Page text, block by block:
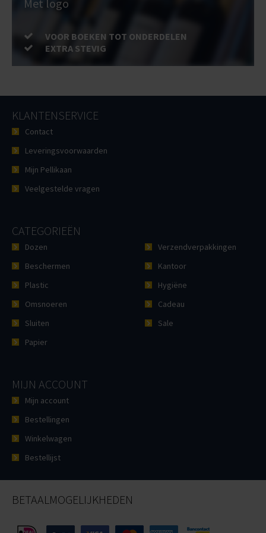
Met logo
VOOR BOEKEN TOT ONDERDELEN
EXTRA STEVIG
KLANTENSERVICE
Contact
Leveringsvoorwaarden
Mijn Pellikaan
Veelgestelde vragen
CATEGORIEËN
Dozen
Beschermen
Plastic
Omsnoeren
Sluiten
Papier
Verzendverpakkingen
Kantoor
Hygiëne
Cadeau
Sale
MIJN ACCOUNT
Mijn account
Bestellingen
Winkelwagen
Bestellijst
BETAALMOGELIJKHEDEN